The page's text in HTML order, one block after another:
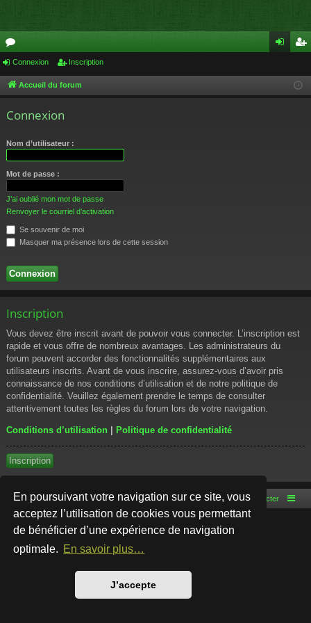
En poursuivant votre navigation sur ce site, vous
acceptez l’utilisation de cookies vous permettant
de bénéficier d’une expérience de navigation
optimale. En savoir plus…
J’accepte
or
u cri
Connexion Inscription
Accueil du forum
Connexion
Nom d’utilisateur :
Mot de passe :
J’ai oublié mon mot de passe
Renvoyer le courriel d’activation
Se souvenir de moi
Masquer ma présence lors de cette session
Inscription
Vous devez être inscrit avant de pouvoir vous connecter. L’inscription est
rapide et vous offre de nombreux avantages. Les administrateurs du
forum peuvent accorder des fonctionnalités supplémentaires aux
utilisateurs inscrits. Avant de vous inscrire, assurez-vous d’avoir pris
connaissance de nos conditions d’utilisation et de notre politique de
confidentialité. Veuillez également prendre le temps de consulter
attentivement toutes les règles du forum lors de votre navigation.
Conditions d’utilisation | Politique de confidentialité
Inscription
Accueil du forum Nous contacter
Développé parphpBB® Forum Software © phpBB Limited
Style par
Traduction française officielle